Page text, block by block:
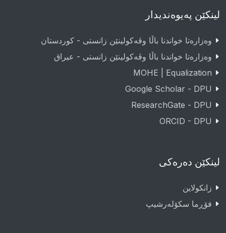
لینکێن پەیوەندیدار
وەزارەتا خواندنا باڵا وڤەکولینێن زانستی - کوردستان
وەزارەتا خواندنا باڵا وڤەکولینێن زانستی - عيراق
MOHE | Equalization
Google Scholar - DPU
ResearchGate - DPU
ORCID - DPU
لینکێن دەرەکی
زانکولاین
فۆڕما سکۆلەرشیپ